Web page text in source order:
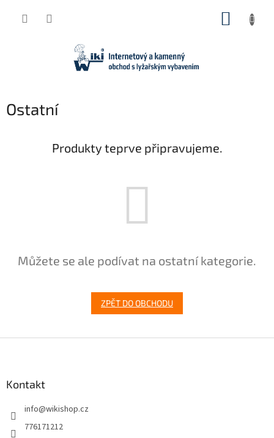
Ostatní
Produkty teprve připravujeme.
Můžete se ale podívat na ostatní kategorie.
ZPĚT DO OBCHODU
Kontakt
info@wikishop.cz
776171212